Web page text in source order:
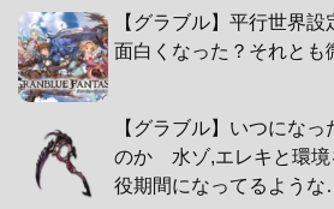
【グラブル】平行世界
面白くなった？それとも
【グラブル】いつにな
のか 水ゾ,エレキと環境
役期間になってるよう